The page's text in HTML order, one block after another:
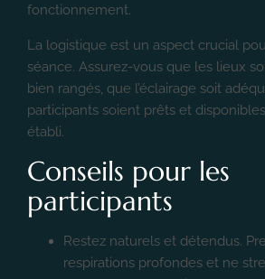
fonctionnement.
La logistique est un aspect crucial
séance. Assurez-vous que les lieux
bien rangés, que l’éclairage soit
participants soient prêts et
établi.
Conseils pour les
participants
Restez naturels et détendus.
respirations profondes et ne